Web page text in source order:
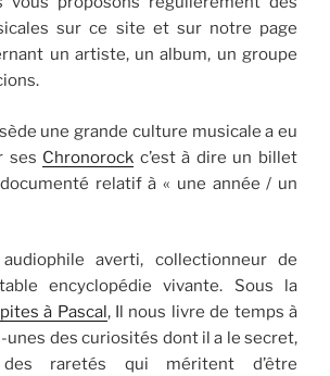
sur ce site et sur notre page
un artiste, un album, un groupe
une grande culture musicale a eu
ses Chronorock c’est à dire un billet
relatif à « une année / un
averti, collectionneur de
encyclopédie vivante. Sous la
à Pascal , Il nous livre de temps à
unes des curiosités dont il a le secret,
des raretés qui méritent d’être